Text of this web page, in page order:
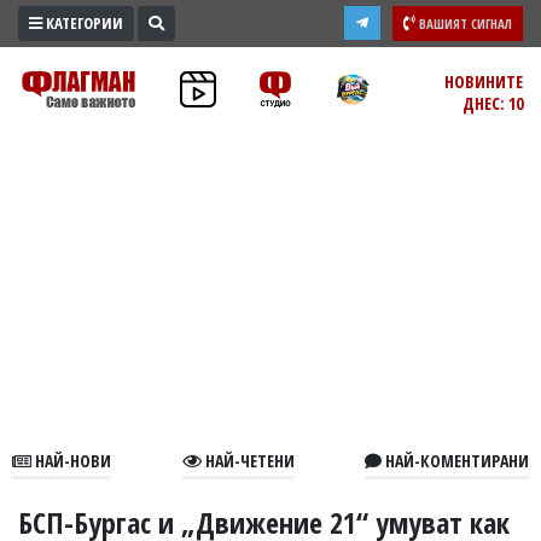
ПРОМО
ЗОНА
В
КАТЕГОРИИ ВАШИЯТ СИГНАЛ
НОВИНИТЕ
ДНЕС: 10
НАЙ-НОВИ НАЙ-ЧЕТЕНИ НАЙ-КОМЕНТИРАНИ
БСП-Бургас и „Движение 21“ умуват как